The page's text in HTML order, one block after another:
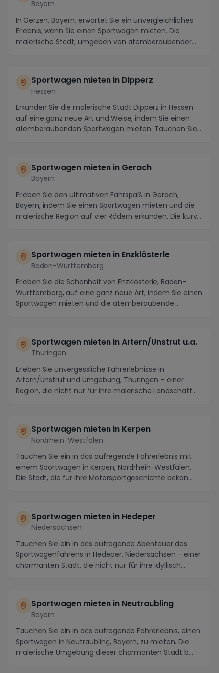
Bayern
In Gerzen, Bayern, erwartet Sie ein unvergleichliches
Erlebnis, wenn Sie einen Sportwagen mieten. Die
malerische Stadt, umgeben von atemberaubender
Sportwagen mieten in Dipperz
Hessen
Erkunden Sie die malerische Stadt Dipperz in Hessen
auf eine ganz neue Art und Weise, indem Sie einen
atemberaubenden Sportwagen mieten. Tauchen Sie
Sportwagen mieten in Gerach
Bayern
Erleben Sie den ultimativen Fahrspaß in Gerach,
Bayern, indem Sie einen Sportwagen mieten und die
malerische Region auf vier Rädern erkunden. Die kurv...
Sportwagen mieten in Enzklösterle
Baden-Württemberg
Erleben Sie die Schönheit von Enzklösterle, Baden-
Württemberg, auf eine ganz neue Art, indem Sie einen
Sportwagen mieten und die atemberaubende
Sportwagen mieten in Artern/Unstrut u.a.
Thüringen
Erleben Sie unvergessliche Fahrerlebnisse in
Artern/Unstrut und Umgebung, Thüringen – einer
Region, die nicht nur für ihre malerische Landschaft
Sportwagen mieten in Kerpen
Nordrhein-Westfalen
Tauchen Sie ein in das aufregende Fahrerlebnis mit
einem Sportwagen in Kerpen, Nordrhein-Westfalen.
Die Stadt, die für ihre Motorsportgeschichte bekan...
Sportwagen mieten in Hedeper
Niedersachsen
Tauchen Sie ein in das aufregende Abenteuer des
Sportwagenfahrens in Hedeper, Niedersachsen – einer
charmanten Stadt, die nicht nur für ihre idyllisch...
Sportwagen mieten in Neutraubling
Bayern
Tauchen Sie ein in das aufregende Fahrerlebnis, einen
Sportwagen in Neutraubling, Bayern, zu mieten. Die
malerische Umgebung dieser charmanten Stadt b...